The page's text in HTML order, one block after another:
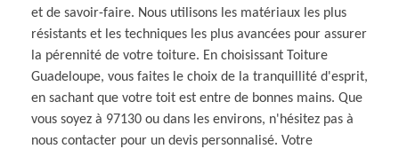
et de savoir-faire. Nous utilisons les matériaux les plus
résistants et les techniques les plus avancées pour assurer
la pérennité de votre toiture. En choisissant Toiture
Guadeloupe, vous faites le choix de la tranquillité d'esprit,
en sachant que votre toit est entre de bonnes mains. Que
vous soyez à 97130 ou dans les environs, n'hésitez pas à
nous contacter pour un devis personnalisé. Votre